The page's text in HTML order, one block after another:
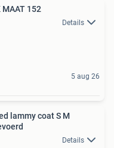
MAAT 152
Details
5 aug 26
lammy coat S M
Details